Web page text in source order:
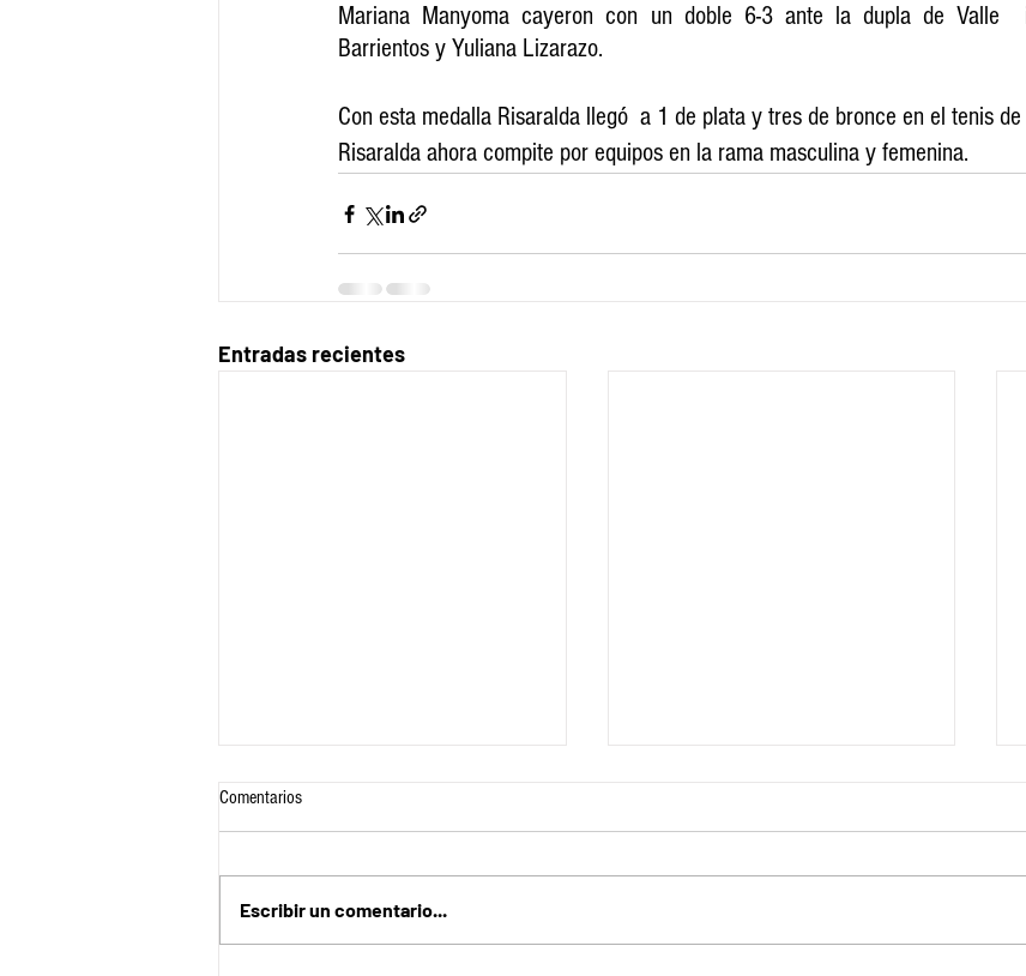
Mariana Manyoma cayeron con un doble 6-3 ante la dupla de Valle
Barrientos y Yuliana Lizarazo.
Con esta medalla Risaralda llegó  a 1 de plata y tres de bronce en el tenis
Risaralda ahora compite por equipos en la rama masculina y femenina.
Entradas recientes
Comentarios
Escribir un comentario...